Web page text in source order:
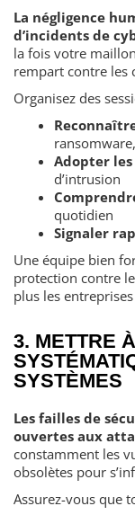
La négligence
d’incidents de
la fois votre
rempart contre les
Organisez des
Adopter
d’intrusion
quotidien
Signaler
Une équipe bien
protection contre
plus les
3. METTRE
SYSTÈMES
Les failles de
ouvertes aux
constamment les
obsolètes pour
Assurez-vous que